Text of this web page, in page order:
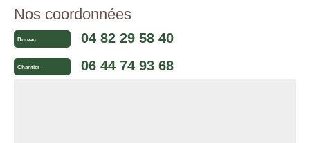
Nos coordonnées
Bureau 04 82 29 58 40
Chantier 06 44 74 93 68